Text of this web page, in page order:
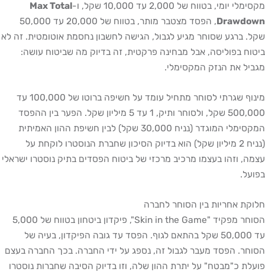
בטווח של 2,000 עד 10,000 שקל, ו-
Max Total
, הפסד מצטבר מותר, בטווח של 20,000 עד 50,000
שסוחר מגיע לגבול, הגישה לחשבון נחסמת אוטומטית. זה לא
בפוליסה, אבל מבחינה פרקטית, זה בדיוק מה שביטוח עושה:
את הנזק המקסימלי.
מינוף שגרתי לסוחר מתחיל עומד על חשיפה ברוטו של 100,000 עד
500,000 שקל, ולסוחר ותיק, 1 עד 5 מיליון שקל. הפער בין ההפסד
המקסימלי המוגדר (נניח 30,000 שקל) לבין חשיפת ההון האמיתית
(נניח 2 מיליון שקל) הוא בדיוק הסיכון שחברת הנוסטרו לוקחת על
בעצמו מרכיב מרכזי של ביטוח הפסדים בתיק נוסטרו ישראלי
אחריות בין הסוחר לחברה
הסוחר מפקיד "Skin in the Game", פיקדון ביטחון בטווח של 5,000
עד 50,000 שקל בהתאם לגוף. הפסד עד גובה הפיקדון, בעיה של
הפסד מעבר לגבול זה, נספג על ידי החברה. בכך החברה בעצם
כ"מבטח" על יתרת ההון שלה, וזו בדיוק הסיבה שחברות נוסטרו